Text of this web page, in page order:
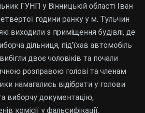
ГУНП у Вінницькій області Іван
години ранку у м. Тульчин
виходили з приміщення будівлі, де
дільниця, під’їхав автомобіль
двоє чоловіків та почали
розправою голові та членам
намагались відібрати у голови
виборчу документацію,
комісії у фальсифікації.